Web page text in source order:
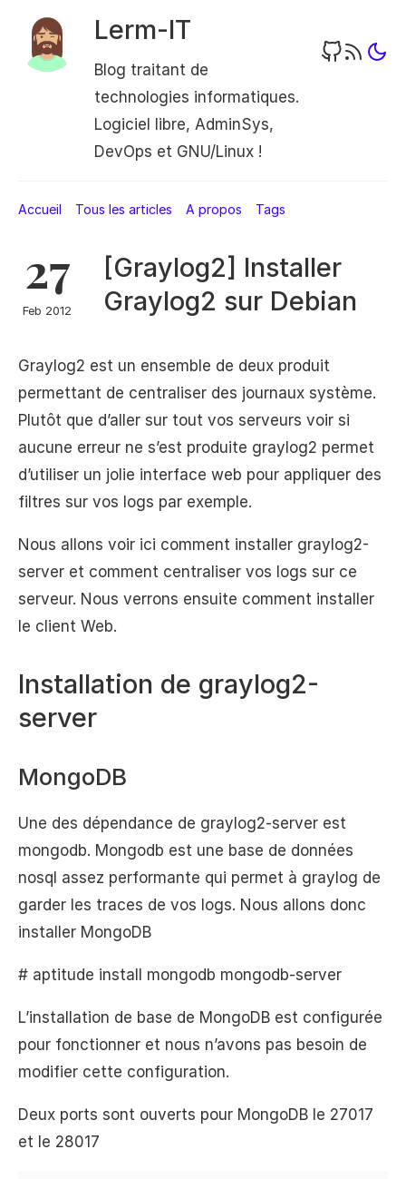
Lerm-IT
Blog traitant de
technologies informatiques.
Logiciel libre, AdminSys,
DevOps et GNU/Linux !
Accueil Tous les articles A propos Tags
27
Feb 2012
[Graylog2] Installer
Graylog2 sur Debian
Graylog2 est un ensemble de deux produit
permettant de centraliser des journaux système.
Plutôt que d’aller sur tout vos serveurs voir si
aucune erreur ne s’est produite graylog2 permet
d’utiliser un jolie interface web pour appliquer des
filtres sur vos logs par exemple.
Nous allons voir ici comment installer graylog2-
server et comment centraliser vos logs sur ce
serveur. Nous verrons ensuite comment installer
le client Web.
Installation de graylog2-
server
MongoDB
Une des dépendance de graylog2-server est
mongodb. Mongodb est une base de données
nosql assez performante qui permet à graylog de
garder les traces de vos logs. Nous allons donc
installer MongoDB
# aptitude install mongodb mongodb-server
L’installation de base de MongoDB est configurée
pour fonctionner et nous n’avons pas besoin de
modifier cette configuration.
Deux ports sont ouverts pour MongoDB le 27017
et le 28017